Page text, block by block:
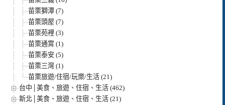
苗栗獅潭 (7)
苗栗頭屋 (7)
苗栗苑裡 (3)
苗栗通霄 (1)
苗栗泰安 (5)
苗栗三灣 (1)
苗栗旅遊/住宿/玩樂/生活 (21)
台中│美食、旅遊、住宿、生活 (462)
新北│美食、旅遊、住宿、生活 (21)